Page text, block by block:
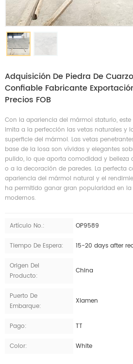
Adquisición De Piedra De
Confiable Fabricante
Precios FOB
Con la apariencia del mármol staturio,
imita a la perfección las vetas naturales y
superficie del mármol. Las vetas
base de la losa son vívidas y elegantes
pulido, lo que aporta comodidad y belleza
o a la decoración de paredes. La perfecta
apariencia del mármol natural y el
ha permitido ganar gran popularidad en
modernos.
Artículo No.: OP9589
Tiempo De Espera: 15-20 days after
Origen Del
Producto:
China
Puerto De
Embarque:
Xiamen
Pago: TT
Color: White